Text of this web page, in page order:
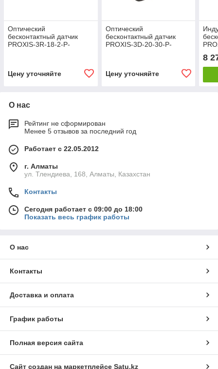
Оптический
бесконтактный датчик
PROXIS-3R-18-2-P-
Цену уточняйте
Оптический
бесконтактный датчик
PROXIS-3D-20-30-P-
Цену уточняйте
8
О нас
Рейтинг не сформирован
Менее 5 отзывов за последний год
Работает с 22.05.2012
г. Алматы
ул. Тлендиева, 168, Алматы, Казахстан
Контакты
Сегодня работает с 09:00 до 18:00
Показать весь график работы
О нас
Контакты
Доставка и оплата
График работы
Полная версия сайта
Сайт создан на маркетплейсе Satu.kz